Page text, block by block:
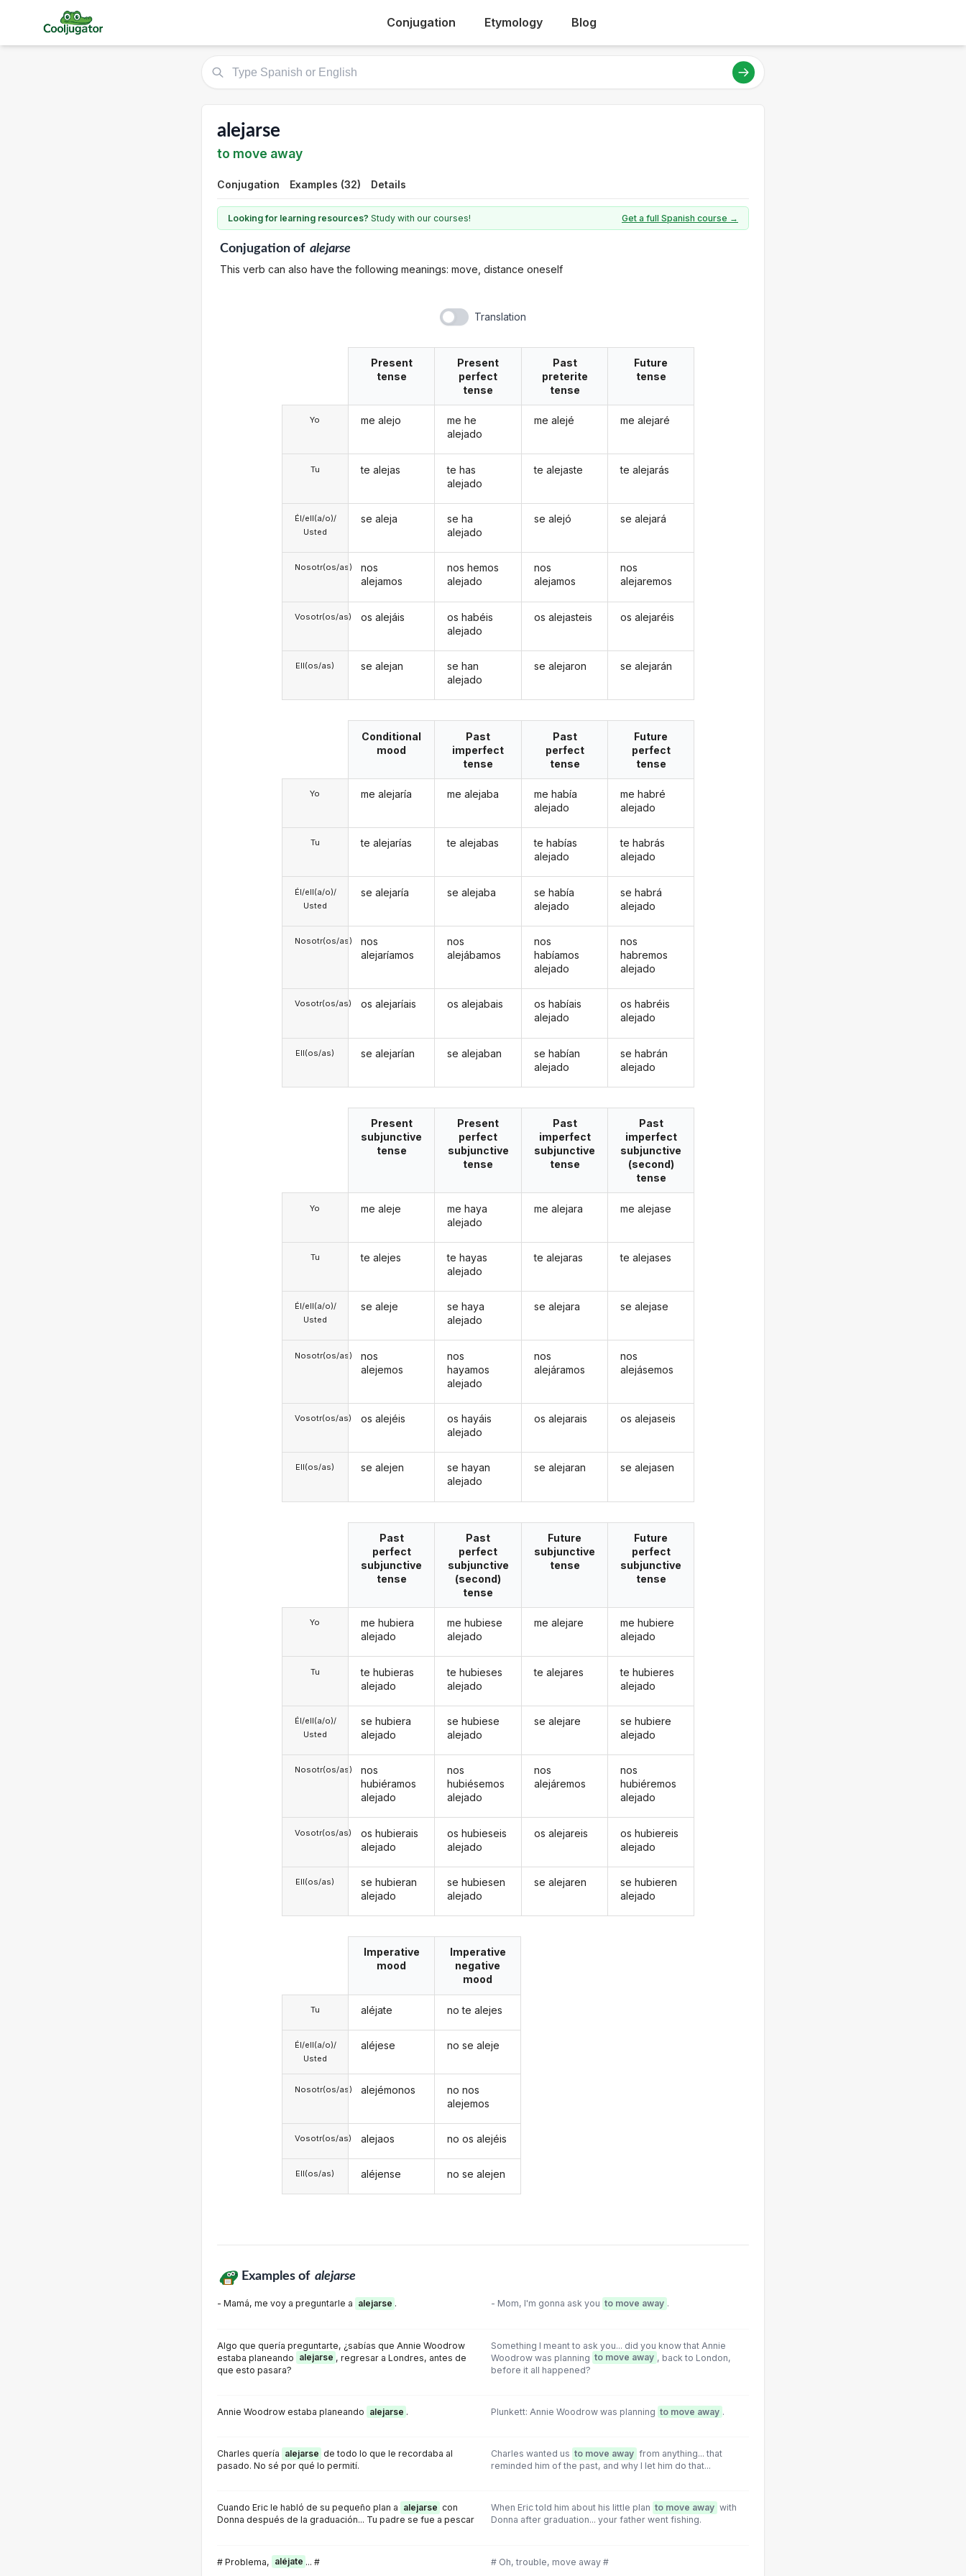
Conjugation Etymology Blog
alejarse
to move away
Conjugation Examples (32) Details
Looking for learning resources? Study with our courses! Get a full Spanish course →
Conjugationof alejarse
This verb can also have the following meanings: move, distance oneself
Translation
Yo
Tu
Él/ell(a/o)/
Usted
Nosotr(os/as)
Vosotr(os/as)
Ell(os/as)
Present
tense
me alejo
te alejas
se aleja
nos
alejamos
os alejáis
se alejan
Present
perfect
tense
me he
alejado
te has
alejado
se ha
alejado
nos hemos
alejado
os habéis
alejado
se han
alejado
Past
preterite
tense
me alejé
te alejaste
se alejó
nos
alejamos
os alejasteis
se alejaron
Future
tense
me alejaré
te alejarás
se alejará
nos
alejaremos
os alejaréis
se alejarán
Yo
Tu
Él/ell(a/o)/
Usted
Nosotr(os/as)
Vosotr(os/as)
Ell(os/as)
Conditional
mood
me alejaría
te alejarías
se alejaría
nos
alejaríamos
os alejaríais
se alejarían
Past
imperfect
tense
me alejaba
te alejabas
se alejaba
nos
alejábamos
os alejabais
se alejaban
Past
perfect
tense
me había
alejado
te habías
alejado
se había
alejado
nos
habíamos
alejado
os habíais
alejado
se habían
alejado
Future
perfect
tense
me habré
alejado
te habrás
alejado
se habrá
alejado
nos
habremos
alejado
os habréis
alejado
se habrán
alejado
Yo
Tu
Él/ell(a/o)/
Usted
Nosotr(os/as)
Vosotr(os/as)
Ell(os/as)
Present
subjunctive
tense
me aleje
te alejes
se aleje
nos
alejemos
os alejéis
se alejen
Present
perfect
subjunctive
tense
me haya
alejado
te hayas
alejado
se haya
alejado
nos
hayamos
alejado
os hayáis
alejado
se hayan
alejado
Past
imperfect
subjunctive
tense
me alejara
te alejaras
se alejara
nos
alejáramos
os alejarais
se alejaran
Past
imperfect
subjunctive
(second)
tense
me alejase
te alejases
se alejase
nos
alejásemos
os alejaseis
se alejasen
Yo
Tu
Él/ell(a/o)/
Usted
Nosotr(os/as)
Vosotr(os/as)
Ell(os/as)
Past
perfect
subjunctive
tense
me hubiera
alejado
te hubieras
alejado
se hubiera
alejado
nos
hubiéramos
alejado
os hubierais
alejado
se hubieran
alejado
Past
perfect
subjunctive
(second)
tense
me hubiese
alejado
te hubieses
alejado
se hubiese
alejado
nos
hubiésemos
alejado
os hubieseis
alejado
se hubiesen
alejado
Future
subjunctive
tense
me alejare
te alejares
se alejare
nos
alejáremos
os alejareis
se alejaren
Future
perfect
subjunctive
tense
me hubiere
alejado
te hubieres
alejado
se hubiere
alejado
nos
hubiéremos
alejado
os hubiereis
alejado
se hubieren
alejado
Tu
Él/ell(a/o)/
Usted
Nosotr(os/as)
Vosotr(os/as)
Ell(os/as)
Imperative
mood
aléjate
aléjese
alejémonos
alejaos
aléjense
Imperative
negative
mood
no te alejes
no se aleje
no nos
alejemos
no os alejéis
no se alejen
Examples of alejarse
- Mamá, me voy a preguntarle a alejarse . - Mom, I'm gonna ask you to move away .
Algo que quería preguntarte, ¿sabías que Annie Woodrow
estaba planeando alejarse , regresar a Londres, antes de
que esto pasara?
Something I meant to ask you... did you know that Annie
Woodrow was planning to move away , back to London,
before it all happened?
Annie Woodrow estaba planeando alejarse . Plunkett: Annie Woodrow was planning to move away .
Charles quería alejarse de todo lo que le recordaba al
pasado. No sé por qué lo permití.
Charles wanted us to move away from anything... that
reminded him of the past, and why I let him do that...
Cuando Eric le habló de su pequeño plan a alejarse con
Donna después de la graduación... Tu padre se fue a pescar
When Eric told him about his little plan to move away with
Donna after graduation... your father went fishing.
# Problema, aléjate ... # # Oh, trouble, move away #